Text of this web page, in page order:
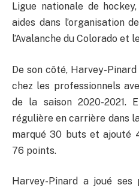
Ligue nationale de
aides dans l’organisation
l’Avalanche du Colorado et
De son côté, Harvey-
chez les professionnels
de la saison 2020-2021.
régulière en carrière dans
marqué 30 buts et ajouté
76 points.
Harvey-Pinard a joué